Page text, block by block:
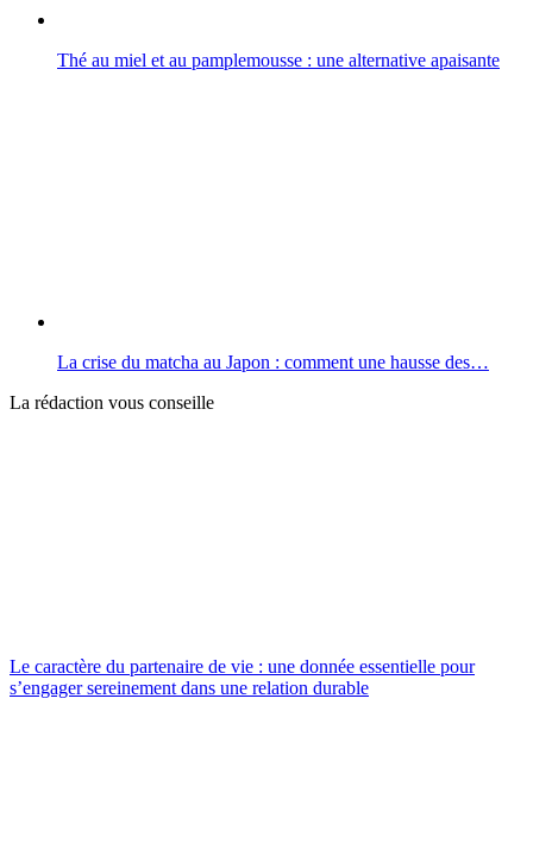
Thé au miel et au pamplemousse : une alternative apaisante
La crise du matcha au Japon : comment une hausse des…
La rédaction vous conseille
Le caractère du partenaire de vie : une donnée essentielle pour
s’engager sereinement dans une relation durable